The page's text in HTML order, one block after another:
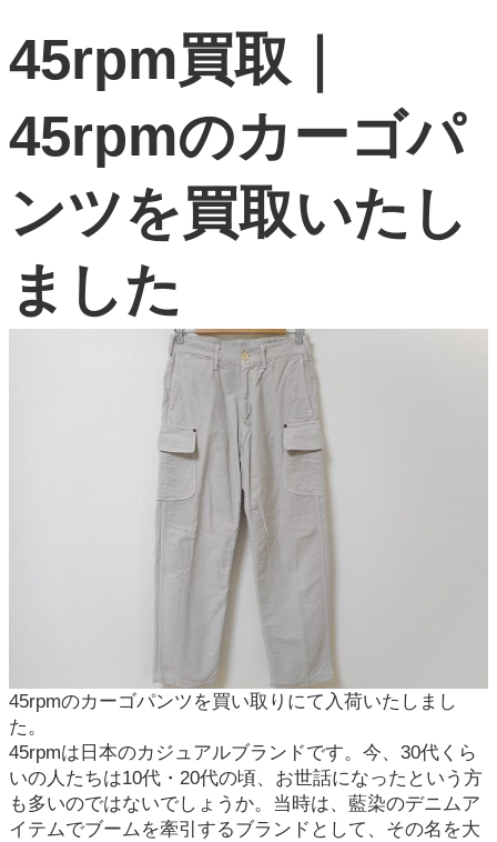
よくある質問
お問い合わせ
0120-29-5302
受付時間9:00〜18:00（年中無休※年末年始は除く）
お申し込みフォーム
45rpm買取｜
45rpmのカーゴパ
ンツを買取いたし
ました
45rpmのカーゴパンツを買い取りにて入荷いたしまし
た。
45rpmは日本のカジュアルブランドです。今、30代くら
いの人たちは10代・20代の頃、お世話になったという方
も多いのではないでしょうか。当時は、藍染のデニムア
イテムでブームを牽引するブランドとして、その名を大